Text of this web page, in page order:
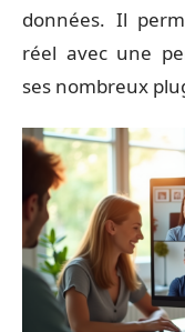
données. Il
réel avec une
ses nombreux